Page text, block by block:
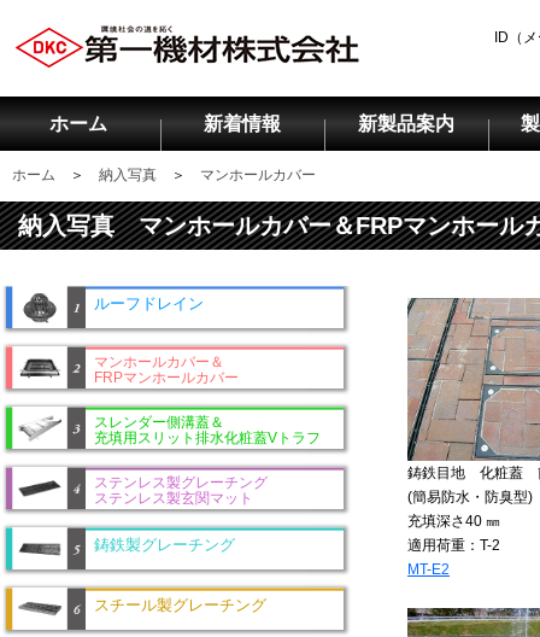
ID（
ホーム 新着情報 新製品案内
ホーム ＞ 納入写真 ＞ マンホールカバー
納入写真 マンホールカバー＆FRPマンホール
ルーフドレイン
マンホールカバー＆
FRPマンホールカバー
スレンダー側溝蓋＆
充填用スリット排水化粧蓋Vトラフ
ステンレス製グレーチング
ステンレス製玄関マット
鋳鉄製グレーチング
スチール製グレーチング
鋳鉄目地 化粧蓋
(簡易防水・防臭型)
充填深さ40 ㎜
適用荷重：T-2
MT-E2